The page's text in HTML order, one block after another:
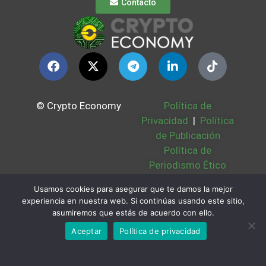
Contacto
© Crypto Economy
Política de
Privacidad | Política
de Publicación
Política de
Periodismo Ético
Bases Legales |
Partners | Sobre
Nosotros
Usamos cookies para asegurar que te damos la mejor
experiencia en nuestra web. Si continúas usando este sitio,
asumiremos que estás de acuerdo con ello.
Aceptar
Política de privacidad